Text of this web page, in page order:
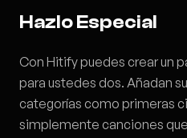
Hazlo Especial
Con Hitify puedes crear un
para ustedes dos. Añadan
categorías como primeras
simplemente canciones